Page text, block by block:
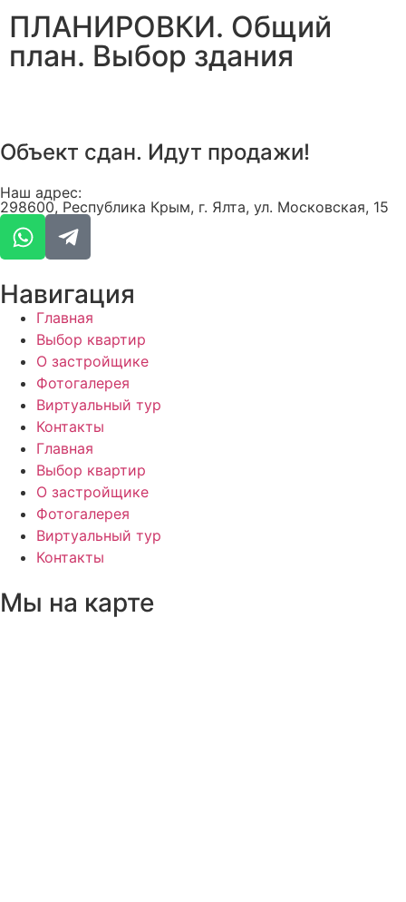
ПЛАНИРОВКИ. Общий
план. Выбор здания
Объект сдан. Идут продажи!
Наш адрес:
298600, Республика Крым, г. Ялта, ул. Московская, 15
Навигация
Главная
Выбор квартир
О застройщике
Фотогалерея
Виртуальный тур
Контакты
Главная
Выбор квартир
О застройщике
Фотогалерея
Виртуальный тур
Контакты
Мы на карте